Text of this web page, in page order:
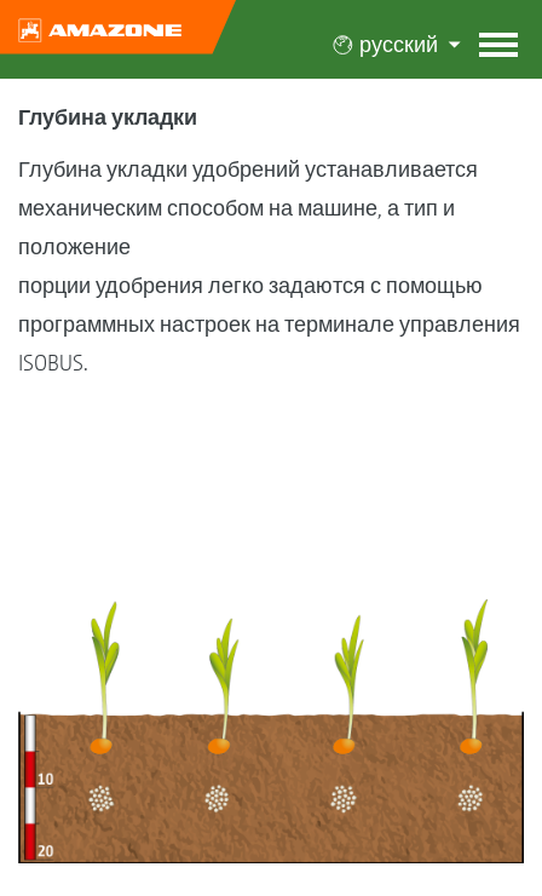
русский
Глубина укладки
Глубина укладки удобрений устанавливается
механическим способом на машине, а тип и
положение
порции удобрения легко задаются с помощью
программных настроек на терминале управления
ISOBUS.